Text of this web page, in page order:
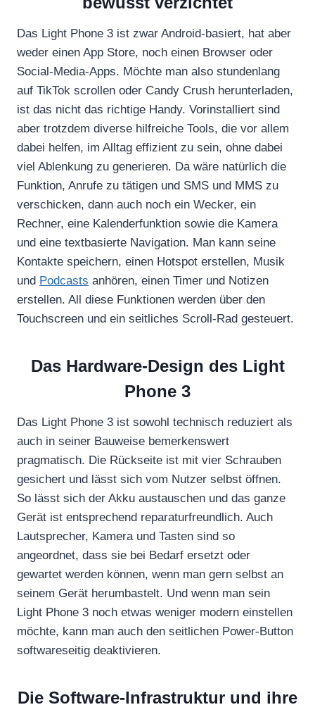
g
h
e
L
i
g
h
t
P
h
o
n
e
I
I
I
v
n
Y
o
u
T
u
b
e
a
n
z
e
i
g
n
Das Light Phone 3 ist zwar Android-basiert, hat aber
weder einen App Store, noch einen Browser oder
Social-Media-Apps. Möchte man also stundenlang
auf TikTok scrollen oder Candy Crush herunterladen,
ist das nicht das richtige Handy. Vorinstalliert sind
aber trotzdem diverse hilfreiche Tools, die vor allem
dabei helfen, im Alltag effizient zu sein, ohne dabei
viel Ablenkung zu generieren. Da wäre natürlich die
Funktion, Anrufe zu tätigen und SMS und MMS zu
verschicken, dann auch noch ein Wecker, ein
Rechner, eine Kalenderfunktion sowie die Kamera
und eine textbasierte Navigation. Man kann seine
Kontakte speichern, einen Hotspot erstellen, Musik
und Podcasts anhören, einen Timer und Notizen
erstellen. All diese Funktionen werden über den
Touchscreen und ein seitliches Scroll-Rad gesteuert.
Das Hardware-Design des Light
Phone 3
Das Light Phone 3 ist sowohl technisch reduziert als
auch in seiner Bauweise bemerkenswert
pragmatisch. Die Rückseite ist mit vier Schrauben
gesichert und lässt sich vom Nutzer selbst öffnen.
So lässt sich der Akku austauschen und das ganze
Gerät ist entsprechend reparaturfreundlich. Auch
Lautsprecher, Kamera und Tasten sind so
angeordnet, dass sie bei Bedarf ersetzt oder
gewartet werden können, wenn man gern selbst an
seinem Gerät herumbastelt. Und wenn man sein
Light Phone 3 noch etwas weniger modern einstellen
möchte, kann man auch den seitlichen Power-Button
softwareseitig deaktivieren.
Die Software-Infrastruktur und ihre